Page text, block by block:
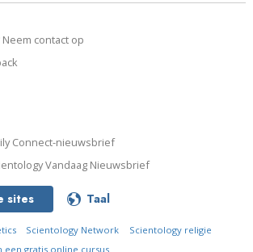
contact op
Connect-nieuwsbrief
Vandaag Nieuwsbrief
sites Taal
Scientology Network
Scientology religie
een gratis online cursus